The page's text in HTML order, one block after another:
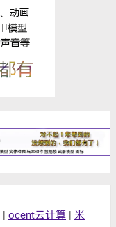
ocent云计算
米